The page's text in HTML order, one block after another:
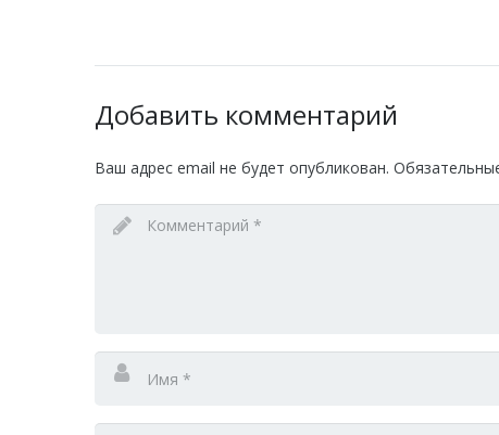
Добавить комментарий
Ваш адрес email не будет опубликован.